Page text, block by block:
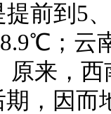
前到5
；云
来，
，因而